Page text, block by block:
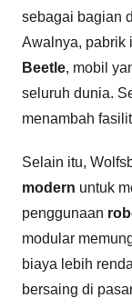
sebagai bagian
Awalnya, pabrik
Beetle, mobil
seluruh dunia.
menambah
Selain itu,
modern untuk
penggunaan
modular
biaya lebih
bersaing di